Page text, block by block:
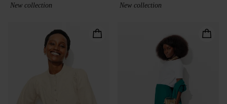
New collection New collection